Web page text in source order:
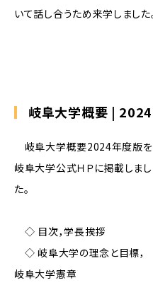
いて話し合うため来学しました
岐阜大学概要 |
岐阜大学概要2024年度版を
岐阜大学公式ＨＰに掲載しまし
た。
◇ 目次，学長挨拶
◇ 岐阜大学の理念と目標，
岐阜大学憲章